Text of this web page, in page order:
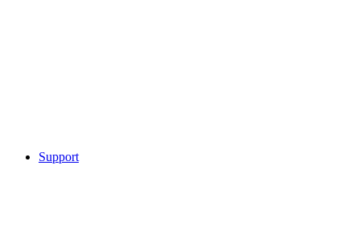
Support